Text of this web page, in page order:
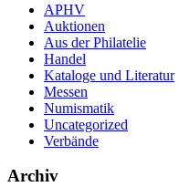
APHV
Auktionen
Aus der Philatelie
Handel
Kataloge und Literatur
Messen
Numismatik
Uncategorized
Verbände
Archiv